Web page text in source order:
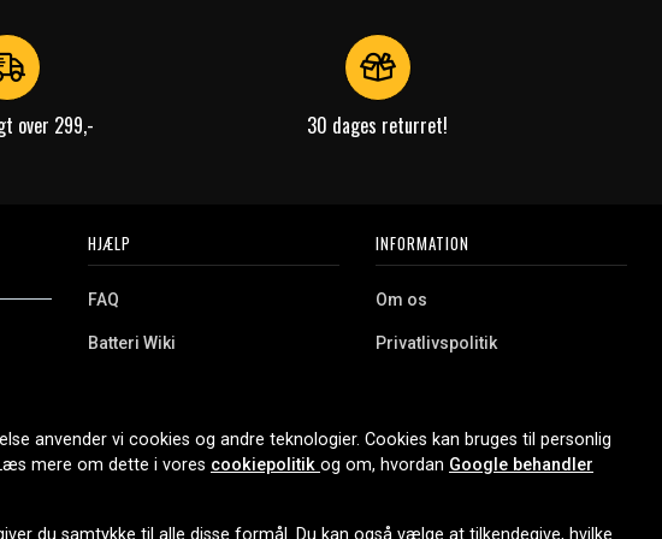
over 299,- 30 dages returret!
et
HJÆLP
FAQ
Batteri Wiki
Erhvervskunde
INFORMATION
Om os
Privatlivspolitik
Cookies
anvender vi cookies og andre teknologier. Cookies kan bruges til personlig
mere om dette i vores cookiepolitik og om, hvordan Google behandler
du samtykke til alle disse formål. Du kan også vælge at tilkendegive, hvilke